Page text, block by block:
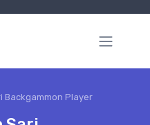
Backgammon Player